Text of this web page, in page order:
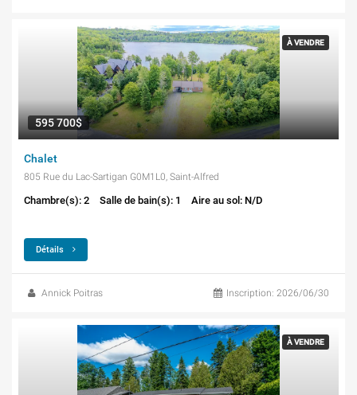
À VENDRE
595 700$
Chalet
805 Rue du Lac-Sartigan G0M1L0, Saint-Alfred
Chambre(s): 2 Salle de bain(s): 1 Aire au sol: N/D
Détails
Annick Poitras Inscription: 2026/06/30
À VENDRE